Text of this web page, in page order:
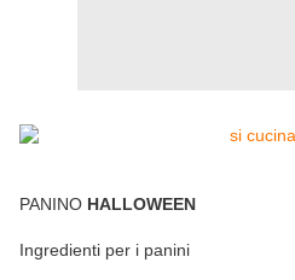
PANINO HALLOWEEN
Ingredienti per i panini